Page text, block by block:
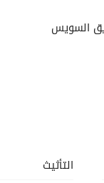
السويس
التأثيث